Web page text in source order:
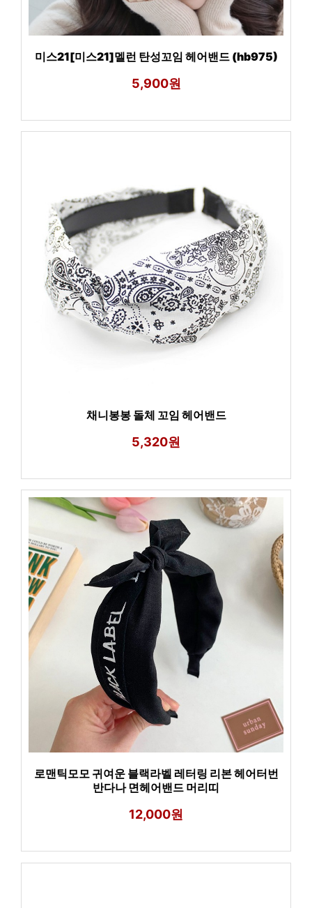
미스21[미스21]멜런 탄성꼬임 헤어밴드 (hb975)
5,900원
채니봉봉 돌체 꼬임 헤어밴드
5,320원
로맨틱모모 귀여운 블랙라벨 레터링 리본 헤어터번
반다나 면헤어밴드 머리띠
12,000원